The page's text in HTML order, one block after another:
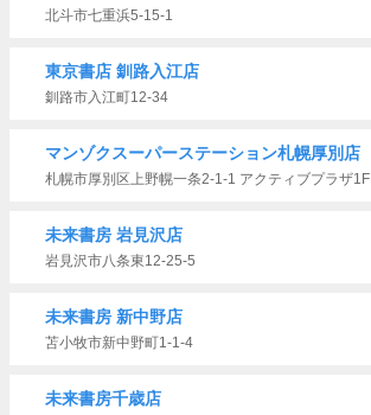
北斗市七重浜5-15-1
東京書店 釧路入江店
釧路市入江町12-34
マンゾクスーパーステーション札幌厚別店
札幌市厚別区上野幌一条2-1-1 アクティブプラザ1F
未来書房 岩見沢店
岩見沢市八条東12-25-5
未来書房 新中野店
苫小牧市新中野町1-1-4
未来書房千歳店